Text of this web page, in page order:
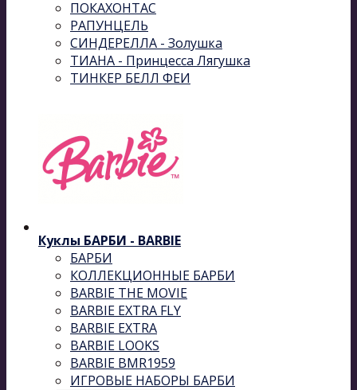
ПОКАХОНТАС
РАПУНЦЕЛЬ
СИНДЕРЕЛЛА - Золушка
ТИАНА - Принцесса Лягушка
ТИНКЕР БЕЛЛ ФЕИ
Куклы БАРБИ - BARBIE
БАРБИ
КОЛЛЕКЦИОННЫЕ БАРБИ
BARBIE THE MOVIE
BARBIE EXTRA FLY
BARBIE EXTRA
BARBIE LOOKS
BARBIE BMR1959
ИГРОВЫЕ НАБОРЫ БАРБИ